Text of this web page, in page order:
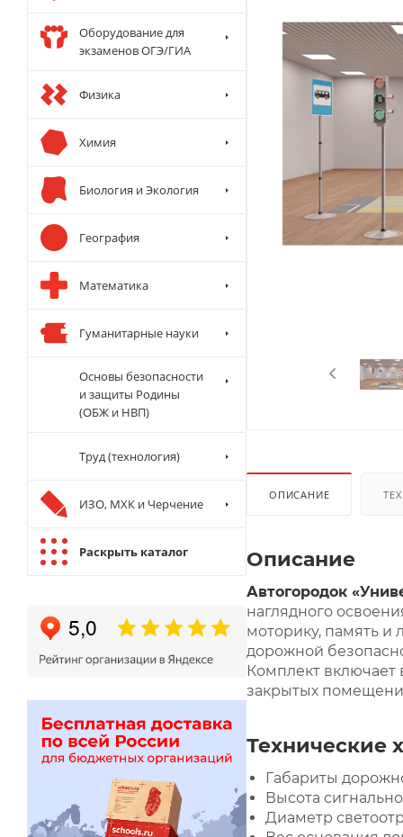
ОПИСАНИЕ
Описание
Автогородок
наглядного
моторику, память и
дорожной
Комплект включает
закрытых
Технические
Габариты
Высота
Диаметр
Оборудование для
экзаменов ОГЭ/ГИА
Физика
Химия
Биология и Экология
География
Математика
Гуманитарные науки
Основы безопасности
и защиты Родины
(ОБЖ и НВП)
Труд (технология)
ИЗО, МХК и Черчение
Раскрыть каталог